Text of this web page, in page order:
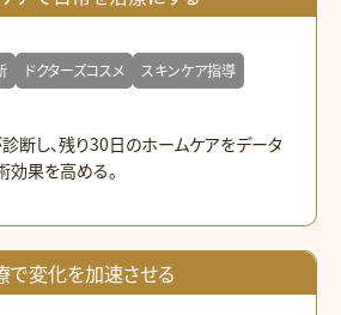
ドクターズコスメ スキンケア指導
断し、残り30日のホームケアをデータ
効果を高める。
で変化を加速させる